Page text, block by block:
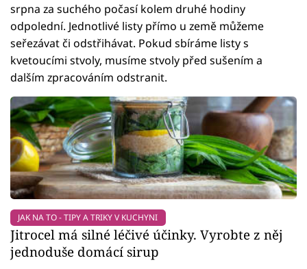
srpna za suchého počasí kolem druhé hodiny
odpolední. Jednotlivé listy přímo u země můžeme
seřezávat či odstřihávat. Pokud sbíráme listy s
kvetoucími stvoly, musíme stvoly před sušením a
dalším zpracováním odstranit.
JAK NA TO - TIPY A TRIKY V KUCHYNI
Jitrocel má silné léčivé účinky. Vyrobte z něj
jednoduše domácí sirup